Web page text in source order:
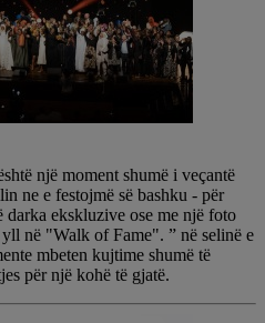
një moment shumë i veçantë
ne e festojmë së bashku - për
darka ekskluzive ose me një foto
në "Walk of Fame". ” në selinë e
mbeten kujtime shumë të
për një kohë të gjatë.